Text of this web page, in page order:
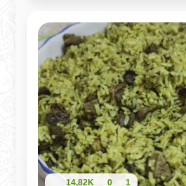
настоящий праздник
14,82K 0 1